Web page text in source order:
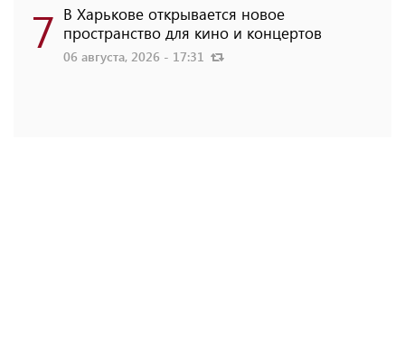
7 В Харькове открывается новое
пространство для кино и концертов
06 августа, 2026 - 17:31